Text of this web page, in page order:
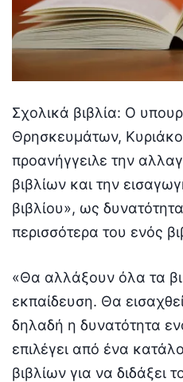
Σχολικά βιβλία: O
Θρησκευμάτων,
προανήγγειλε την
βιβλίων και την
βιβλίου», ως
περισσότερα του ενός
«Θα αλλάξουν όλα τα
εκπαίδευση. Θα
δηλαδή η δυνατότητα
επιλέγει από ένα
βιβλίων για να διδάξει